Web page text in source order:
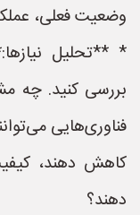
وضعیت فعلی،
* **تحلیل
بررسی کنید. چه
فناوری‌هایی
کاهش دهند،
دهند؟